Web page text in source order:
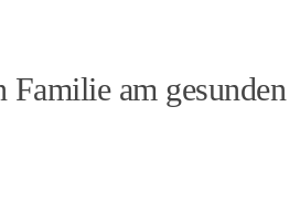
Familie am gesunden